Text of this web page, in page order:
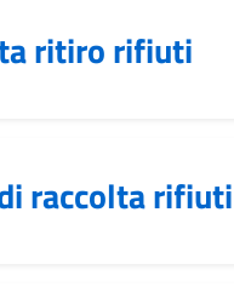
ritiro rifiuti
raccolta rifiuti